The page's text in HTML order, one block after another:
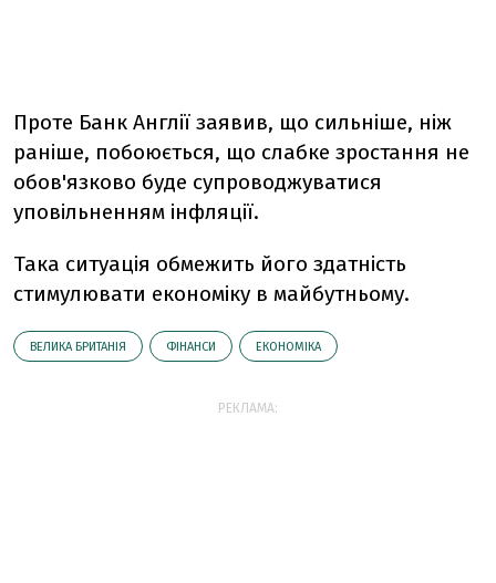
Проте Банк Англії заявив, що сильніше, ніж
раніше, побоюється, що слабке зростання не
обов'язково буде супроводжуватися
уповільненням інфляції.
Така ситуація обмежить його здатність
стимулювати економіку в майбутньому.
ВЕЛИКА БРИТАНІЯ ФІНАНСИ ЕКОНОМІКА
РЕКЛАМА: